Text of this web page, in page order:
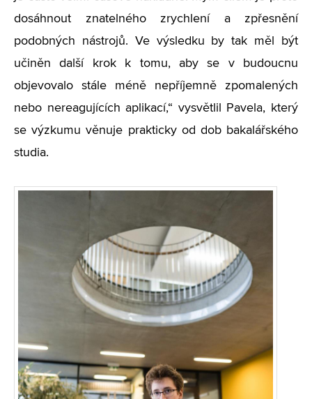
dosáhnout znatelného zrychlení a zpřesnění
podobných nástrojů. Ve výsledku by tak měl být
učiněn další krok k tomu, aby se v budoucnu
objevovalo stále méně nepříjemně zpomalených
nebo nereagujících aplikací,“ vysvětlil Pavela, který
se výzkumu věnuje prakticky od dob bakalářského
studia.